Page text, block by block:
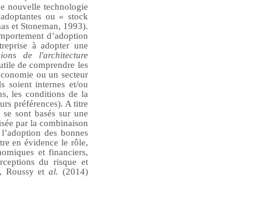
nouvelle technologie
ou « stock
et Stoneman, 1993).
d’adoption
à adopter une
de l'architecture
de comprendre les
ou un secteur
soient internes et/ou
les conditions de la
préférences). A titre
sont basés sur une
par la combinaison
des bonnes
en évidence le rôle,
et financiers,
du risque et
Roussy etal. (2014)